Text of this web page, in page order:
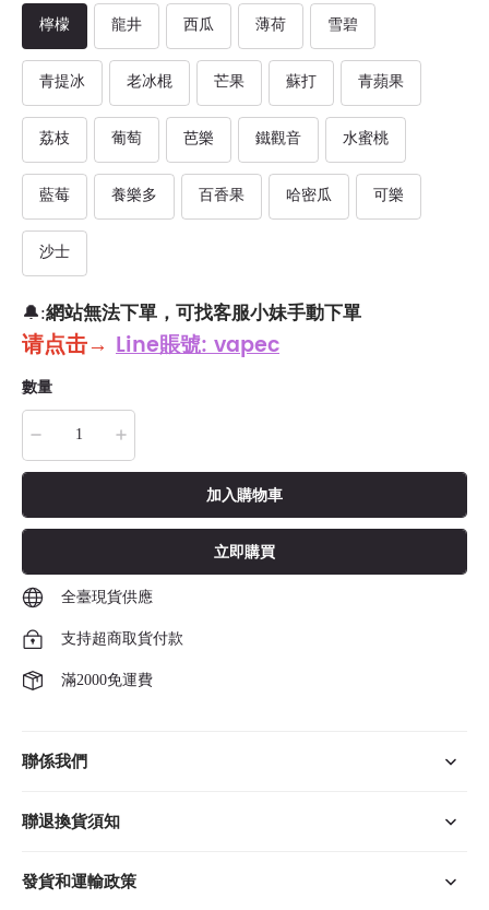
檸檬 龍井 西瓜 薄荷 雪碧
青提冰 老冰棍 芒果 蘇打 青蘋果
荔枝 葡萄 芭樂 鐵觀音 水蜜桃
藍莓 養樂多 百香果 哈密瓜 可樂
沙士
🔔:網站無法下單，可找客服小妹手動下單
请点击→ Line賬號: vapec
數量
加入購物車
立即購買
全臺現貨供應
支持超商取貨付款
滿2000免運費
聯係我們
聯退換貨須知
發貨和運輸政策